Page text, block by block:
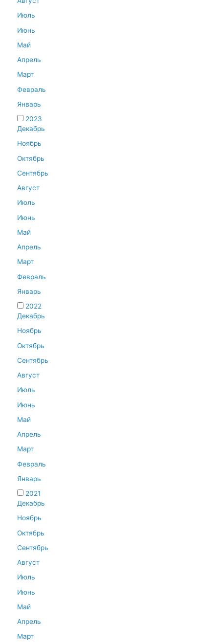
Июль
Июнь
Май
Апрель
Март
Февраль
Январь
2023
Декабрь
Ноябрь
Октябрь
Сентябрь
Август
Июль
Июнь
Май
Апрель
Март
Февраль
Январь
2022
Декабрь
Ноябрь
Октябрь
Сентябрь
Август
Июль
Июнь
Май
Апрель
Март
Февраль
Январь
2021
Декабрь
Ноябрь
Октябрь
Сентябрь
Август
Июль
Июнь
Май
Апрель
Март